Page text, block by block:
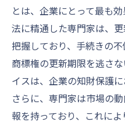
とは、企業にとって最も
法に精通した専門家は、
把握しており、手続きの不
商標権の更新期限を逃さ
イスは、企業の知財保護
さらに、専門家は市場の
報を持っており、これに